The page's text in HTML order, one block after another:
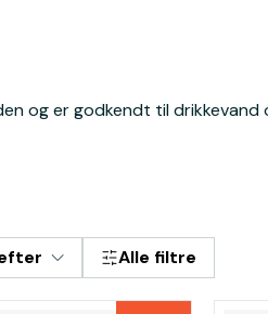
og er godkendt til drikkevand
Alle filtre